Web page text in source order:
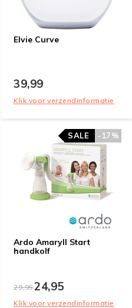
Elvie Curve
39,99
Klik voor verzendinformatie
Ardo Amaryll Start
handkolf
-17%
SALE
29,9524,95
Klik voor verzendinformatie